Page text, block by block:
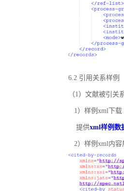
6.2 引用关系样例
（1）文献被引关
1）样例xml下载
提供xml样例数
2）样例xml内容